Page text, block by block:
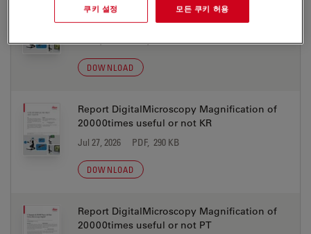
Report DigitalMicroscopy Magnification of
20000times useful or not JP
Jul 27, 2026 PDF, 629 KB
DOWNLOAD
Report DigitalMicroscopy Magnification of
20000times useful or not KR
Jul 27, 2026 PDF, 290 KB
DOWNLOAD
Report DigitalMicroscopy Magnification of
20000times useful or not PT
쿠키 설정 모든 쿠키 허용